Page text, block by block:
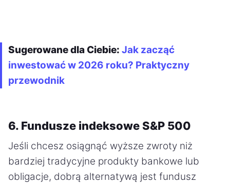
Sugerowane dla Ciebie: Jak zacząć
inwestować w 2026 roku? Praktyczny
przewodnik
6. Fundusze indeksowe S&P 500
Jeśli chcesz osiągnąć wyższe zwroty niż
bardziej tradycyjne produkty bankowe lub
obligacje, dobrą alternatywą jest fundusz